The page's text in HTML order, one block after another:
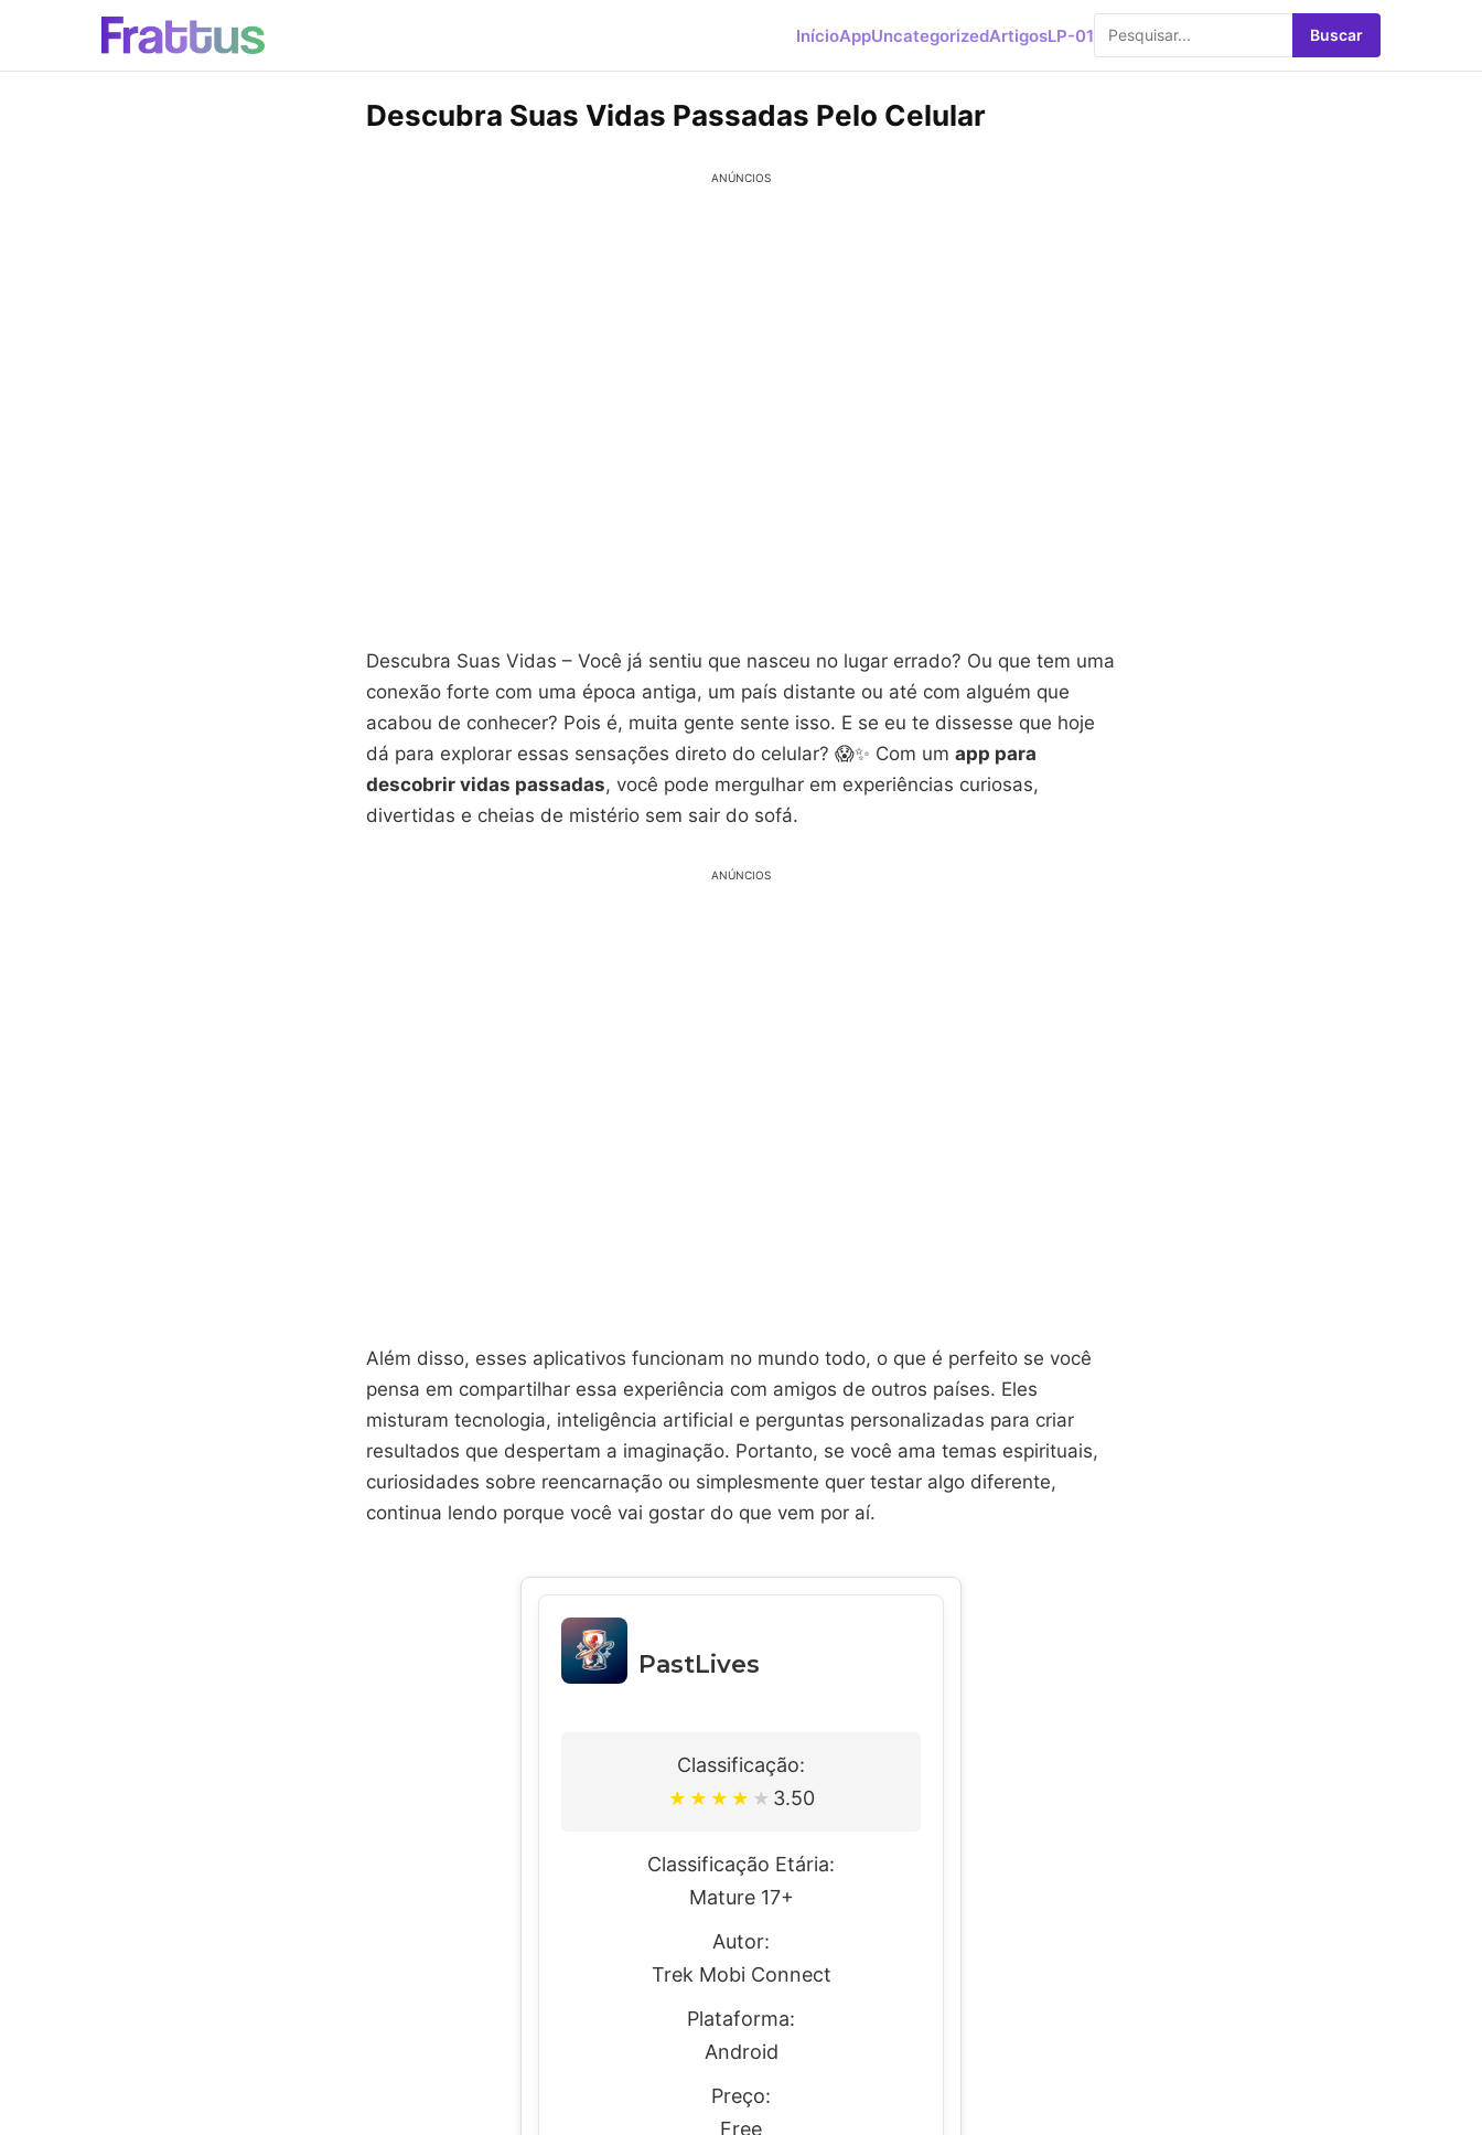
InícioAppUncategorizedArtigosLP-01 Buscar
Descubra Suas Vidas Passadas Pelo Celular
ANÚNCIOS
Descubra Suas Vidas – Você já sentiu que nasceu no lugar errado? Ou que tem uma
conexão forte com uma época antiga, um país distante ou até com alguém que
acabou de conhecer? Pois é, muita gente sente isso. E se eu te dissesse que hoje
dá para explorar essas sensações direto do celular? 😱✨ Com um app para
descobrir vidas passadas, você pode mergulhar em experiências curiosas,
divertidas e cheias de mistério sem sair do sofá.
ANÚNCIOS
Além disso, esses aplicativos funcionam no mundo todo, o que é perfeito se você
pensa em compartilhar essa experiência com amigos de outros países. Eles
misturam tecnologia, inteligência artificial e perguntas personalizadas para criar
resultados que despertam a imaginação. Portanto, se você ama temas espirituais,
curiosidades sobre reencarnação ou simplesmente quer testar algo diferente,
continua lendo porque você vai gostar do que vem por aí.
PastLives
Classificação:
★ ★ ★ ★ ★ 3.50
Classificação Etária:
Mature 17+
Autor:
Trek Mobi Connect
Plataforma:
Android
Preço:
Free